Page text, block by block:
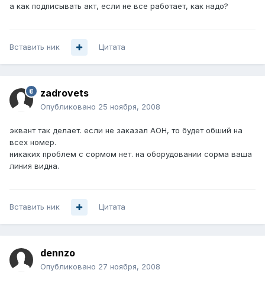
а как подписывать акт, если не все работает, как надо?
Вставить ник Цитата
zadrovets
Опубликовано 25 ноября, 2008
эквант так делает. если не заказал АОН, то будет обший на
всех номер.
никаких проблем с сормом нет. на оборудовании сорма ваша
линия видна.
Вставить ник Цитата
dennzo
Опубликовано 27 ноября, 2008